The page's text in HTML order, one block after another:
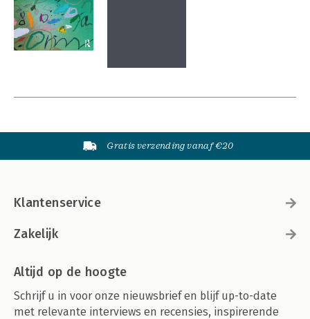
Gratis verzending vanaf €20
Klantenservice
Zakelijk
Altijd op de hoogte
Schrijf u in voor onze nieuwsbrief en blijf up-to-date
met relevante interviews en recensies, inspirerende